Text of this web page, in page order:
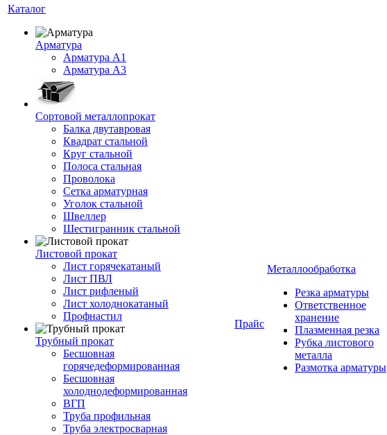
Каталог
Арматура
Арматура A1
Арматура А3
Сортовой металлопрокат
Балка двутавровая
Квадрат стальной
Круг стальной
Полоса стальная
Проволока
Сетка арматурная
Уголок стальной
Швеллер
Шестигранник стальной
Листовой прокат
Лист горячекатаный
Лист ПВЛ
Лист рифленый
Лист холоднокатаный
Профнастил
Трубный прокат
Бесшовная
горячедеформированная
Бесшовная
холоднодеформированная
ВГП
Труба профильная
Труба электросварная
Прайс
Металлообработка
Резка арматуры
Ответственное
хранение
Плазменная резка
Рубка листового
металла
Размотка арматуры